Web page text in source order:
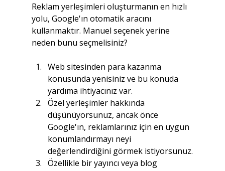
Reklam yerleşimleri oluşturmanın en hızlı
yolu, Google'ın otomatik aracını
kullanmaktır. Manuel seçenek yerine
neden bunu seçmelisiniz?
Web sitesinden para kazanma
konusunda yenisiniz ve bu konuda
yardıma ihtiyacınız var.
Özel yerleşimler hakkında
düşünüyorsunuz, ancak önce
Google'ın, reklamlarınız için en uygun
konumlandırmayı neyi
değerlendirdiğini görmek istiyorsunuz.
Özellikle bir yayıncı veya blog